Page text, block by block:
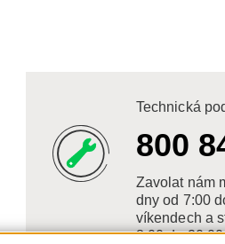
Technická
800
Zavolat nám
dny od 7:00
víkendech a
8:00 do